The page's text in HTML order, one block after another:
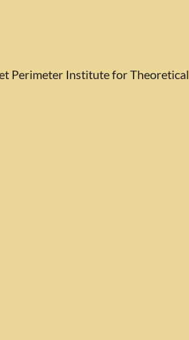
Perimeter Institute for Theoretical